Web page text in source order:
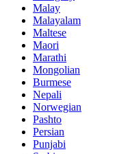
Malay
Malayalam
Maltese
Maori
Marathi
Mongolian
Burmese
Nepali
Norwegian
Pashto
Persian
Punjabi